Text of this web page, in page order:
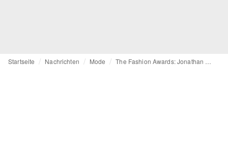
Startseite Nachrichten Mode